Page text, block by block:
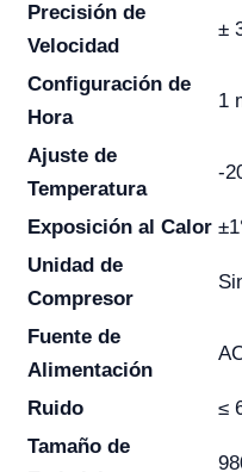
Precisión de
Velocidad
±
Configuración de
Hora
1
Ajuste de
Temperatura
-
Exposición al Calor
Unidad de
Compresor
Fuente de
Alimentación
Ruido
≤
Tamaño de